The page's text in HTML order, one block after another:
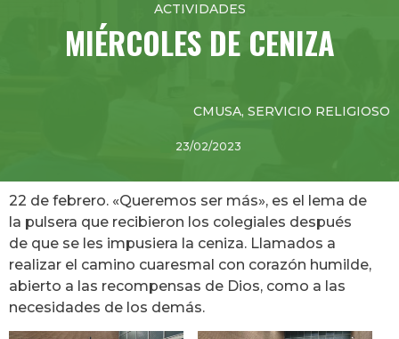
ACTIVIDADES
MIÉRCOLES DE CENIZA
CMUSA, SERVICIO RELIGIOSO
23/02/2023
22 de febrero. «Queremos ser más», es el lema de
la pulsera que recibieron los colegiales después
de que se les impusiera la ceniza. Llamados a
realizar el camino cuaresmal con corazón humilde,
abierto a las recompensas de Dios, como a las
necesidades de los demás.